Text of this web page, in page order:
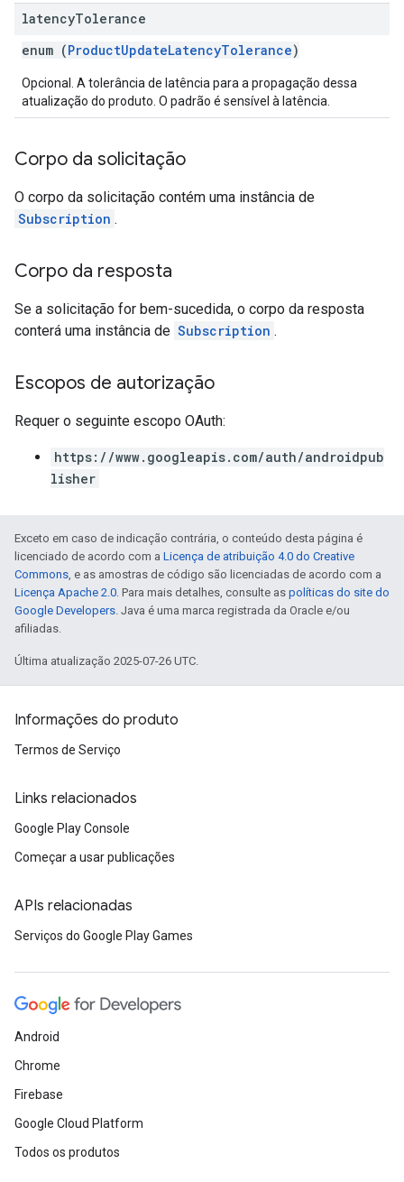
latencyTolerance
enum (ProductUpdateLatencyTolerance)
Opcional. A tolerância de latência para a propagação dessa
atualização do produto. O padrão é sensível à latência.
Corpo da solicitação
O corpo da solicitação contém uma instância de
Subscription .
Corpo da resposta
Se a solicitação for bem-sucedida, o corpo da resposta
conterá uma instância de Subscription .
Escopos de autorização
Requer o seguinte escopo OAuth:
https://www.googleapis.com/auth/androidpub
lisher
Exceto em caso de indicação contrária, o conteúdo desta página é
licenciado de acordo com a Licença de atribuição 4.0 do Creative
Commons, e as amostras de código são licenciadas de acordo com a
Licença Apache 2.0. Para mais detalhes, consulte as políticas do site do
Google Developers. Java é uma marca registrada da Oracle e/ou
afiliadas.
Última atualização 2025-07-26 UTC.
Informações do produto
Termos de Serviço
Links relacionados
Google Play Console
Começar a usar publicações
APIs relacionadas
Serviços do Google Play Games
Android
Chrome
Firebase
Google Cloud Platform
Todos os produtos